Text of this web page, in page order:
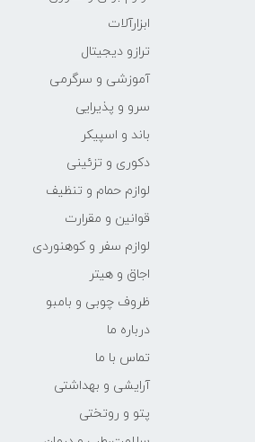
ابزارآلات
ترازو دیجیتال
آموزشی و سرگرمی
سرو و پذیرایی
باند و اسپیکر
دکوری و تزئینی
لوازم حمام و تنظیف
قوانین و مقرارت
لوازم سفر و کوهنوردی
اجاق و هیتر
ظروف چوبی و بامبو
درباره ما
تماس با ما
آرایشی و بهداشتی
پتو و روتختی